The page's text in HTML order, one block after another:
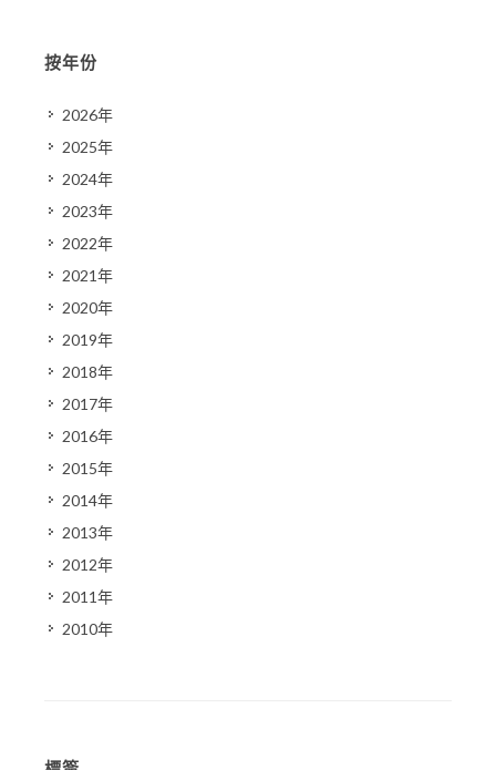
按年份
2026年
2025年
2024年
2023年
2022年
2021年
2020年
2019年
2018年
2017年
2016年
2015年
2014年
2013年
2012年
2011年
2010年